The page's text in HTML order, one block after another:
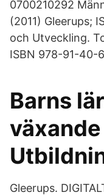
0700210292
(2011) Gleerups;
och Utveckling.
ISBN 978-91-40-
Barns
Gleerups.